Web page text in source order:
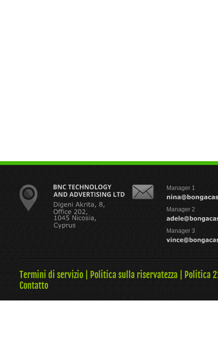
Manager 1
Manager 2
Manager 3
Termini di servizio Politica sulla riservatezza
Politica
Contatto